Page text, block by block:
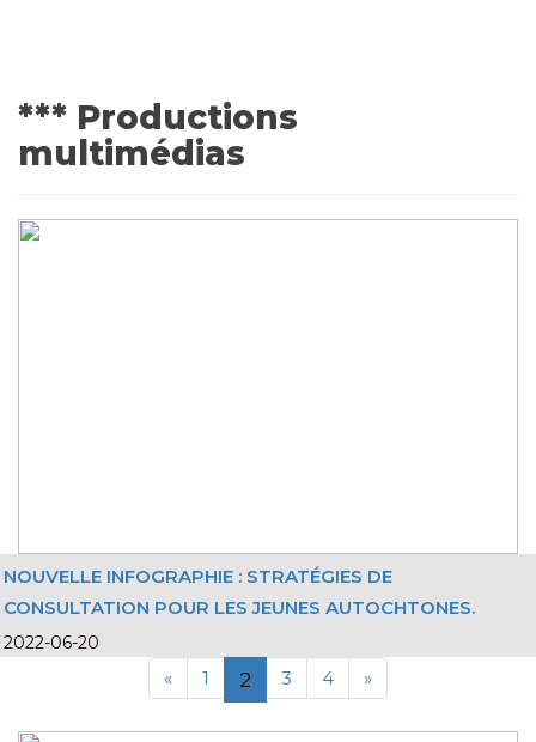
*** Productions
multimédias
NOUVELLE INFOGRAPHIE : STRATÉGIES DE
CONSULTATION POUR LES JEUNES AUTOCHTONES.
2022-06-20
« 1 2 3 4 »